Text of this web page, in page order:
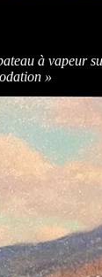
à vapeur
»